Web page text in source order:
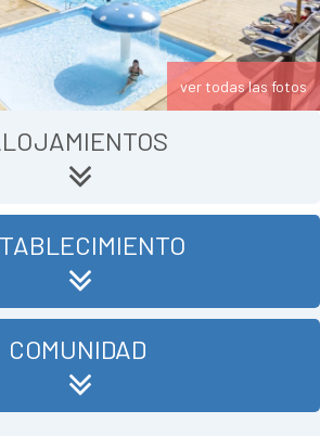
ver todas las fotos
COMUNIDAD